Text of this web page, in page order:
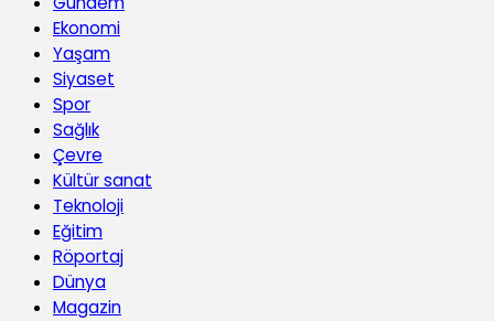
Ekonomi
Yaşam
Siyaset
Spor
Sağlık
Çevre
Kültür sanat
Teknoloji
Eğitim
Röportaj
Dünya
Magazin